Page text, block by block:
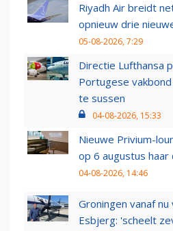
Riyadh Air breidt
opnieuw drie
05-08-2026, 7:29
Directie Lufthansa
Portugese
te sussen
04-08-2026, 15:33
Nieuwe Privium-
op 6 augustus haar
04-08-2026, 14:46
Groningen vanaf
Esbjerg: 'scheelt